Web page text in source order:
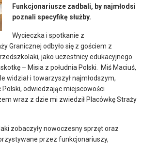
Funkcjonariusze zadbali, by najmłodsi
poznali specyfikę służby.
Wycieczka i spotkanie z
Granicznej odbyło się z gościem z
jako uczestnicy edukacyjnego
– Misia z południa Polski. Miś Maciuś,
widział i towarzyszył najmłodszym,
Polski, odwiedzając miejscowości
wraz z dzie mi zwiedził Placówkę Straży
zobaczyły nowoczesny sprzęt oraz
przez funkcjonariuszy,